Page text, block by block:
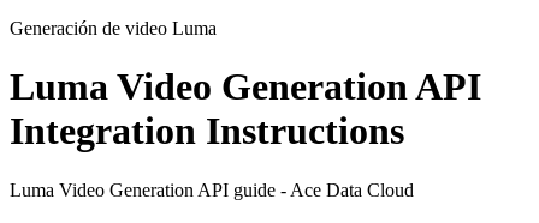
Generación de video Luma
Luma Video Generation API
Integration Instructions
Luma Video Generation API guide - Ace Data Cloud